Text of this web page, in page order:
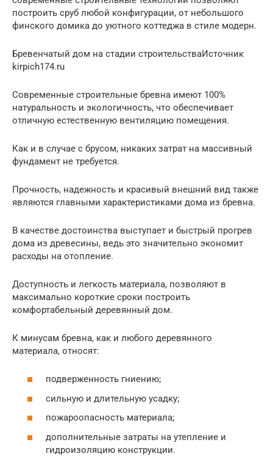
построить сруб любой конфигурации, от небольшого
финского домика до уютного коттеджа в стиле модерн.
Бревенчатый дом на стадии строительстваИсточник
kirpich174.ru
Современные строительные бревна имеют 100%
натуральность и экологичность, что обеспечивает
отличную естественную вентиляцию помещения.
Как и в случае с брусом, никаких затрат на массивный
фундамент не требуется.
Прочность, надежность и красивый внешний вид также
являются главными характеристиками дома из бревна.
В качестве достоинства выступает и быстрый прогрев
дома из древесины, ведь это значительно экономит
расходы на отопление.
Доступность и легкость материала, позволяют в
максимально короткие сроки построить
комфортабельный деревянный дом.
К минусам бревна, как и любого деревянного
материала, относят:
подверженность гниению;
сильную и длительную усадку;
пожароопасность материала;
дополнительные затраты на утепление и
гидроизоляцию конструкции.